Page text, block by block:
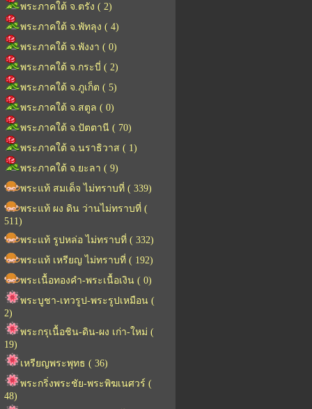
พระภาคใต้ จ.ตรัง ( 2)
พระภาคใต้ จ.พัทลุง ( 4)
พระภาคใต้ จ.พังงา ( 0)
พระภาคใต้ จ.กระบี่ ( 2)
พระภาคใต้ จ.ภูเก็ต ( 5)
พระภาคใต้ จ.สตูล ( 0)
พระภาคใต้ จ.ปัตตานี ( 70)
พระภาคใต้ จ.นราธิวาส ( 1)
พระภาคใต้ จ.ยะลา ( 9)
พระแท้ สมเด็จ ไม่ทราบที่ ( 339)
พระแท้ ผง ดิน ว่านไม่ทราบที่ (
511)
พระแท้ รูปหล่อ ไม่ทราบที่ ( 332)
พระแท้ เหรียญ ไม่ทราบที่ ( 192)
พระเนื้อทองคำ-พระเนื้อเงิน ( 0)
พระบูชา-เทวรูป-พระรูปเหมือน (
2)
พระกรุเนื้อชิน-ดิน-ผง เก่า-ใหม่ (
19)
เหรียญพระพุทธ ( 36)
พระกริ่งพระชัย-พระพิฆเนศวร์ (
48)